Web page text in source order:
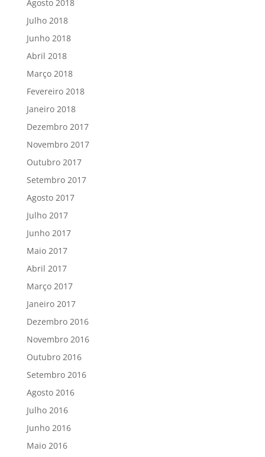
Agosto 2018
Julho 2018
Junho 2018
Abril 2018
Março 2018
Fevereiro 2018
Janeiro 2018
Dezembro 2017
Novembro 2017
Outubro 2017
Setembro 2017
Agosto 2017
Julho 2017
Junho 2017
Maio 2017
Abril 2017
Março 2017
Janeiro 2017
Dezembro 2016
Novembro 2016
Outubro 2016
Setembro 2016
Agosto 2016
Julho 2016
Junho 2016
Maio 2016